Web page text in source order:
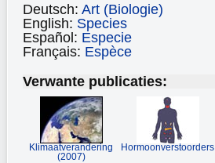
Deutsch: Art (Biologie)
English: Species
Español: Especie
Français: Espèce
Verwante publicaties:
Klimaatverandering
(2007)
Hormoonverstoorders